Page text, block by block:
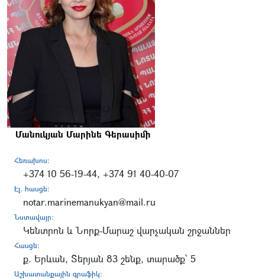
Մանուկյան Մարինե Գերասիմի
Հեռախոս:
+374 10 56-19-44, +374 91 40-40-07
Էլ. հասցե:
notar.marinemanukyan@mail.ru
Նստավայր:
Կենտրոն և Նորք-Մարաշ վարչական շրջաններ
Հասցե:
ք. Երևան, Տերյան 83 շենք, տարածք՝ 5
Աշխատանքային գրաֆիկ: